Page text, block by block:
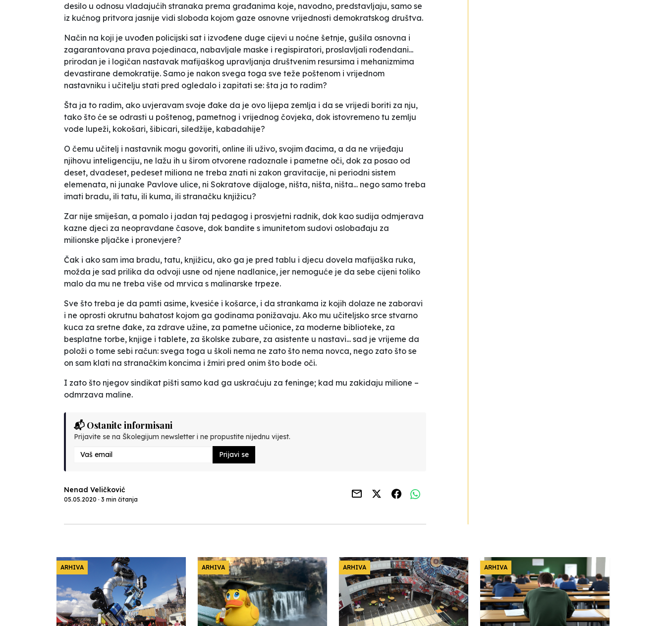
desilo u odnosu vladajućih stranaka prema građanima koje, navodno, predstavljaju, samo se
iz kućnog pritvora jasnije vidi sloboda kojom gaze osnovne vrijednosti demokratskog društva.
Način na koji je uvođen policijski sat i izvođene duge cijevi u noćne šetnje, gušila osnovna i
zagarantovana prava pojedinaca, nabavljale maske i regispiratori, proslavljali rođendani...
prirodan je i logičan nastavak mafijaškog upravljanja društvenim resursima i mehanizmima
devastirane demokratije. Samo je nakon svega toga sve teže poštenom i vrijednom
nastavniku i učitelju stati pred ogledalo i zapitati se: šta ja to radim?
Šta ja to radim, ako uvjeravam svoje đake da je ovo lijepa zemlja i da se vrijedi boriti za nju,
tako što će se odrasti u poštenog, pametnog i vrijednog čovjeka, dok istovremeno tu zemlju
vode lupeži, kokošari, šibicari, siledžije, kabadahije?
O čemu učitelj i nastavnik mogu govoriti, online ili uživo, svojim đacima, a da ne vrijeđaju
njihovu inteligenciju, ne lažu ih u širom otvorene radoznale i pametne oči, dok za posao od
deset, dvadeset, pedeset miliona ne treba znati ni zakon gravitacije, ni periodni sistem
elemenata, ni junake Pavlove ulice, ni Sokratove dijaloge, ništa, ništa, ništa... nego samo treba
imati bradu, ili tatu, ili kuma, ili stranačku knjižicu?
Zar nije smiješan, a pomalo i jadan taj pedagog i prosvjetni radnik, dok kao sudija odmjerava
kazne djeci za neopravdane časove, dok bandite s imunitetom sudovi oslobađaju za
milionske pljačke i pronevjere?
Čak i ako sam ima bradu, tatu, knjižicu, ako ga je pred tablu i djecu dovela mafijaška ruka,
možda je sad prilika da odvoji usne od njene nadlanice, jer nemoguće je da sebe cijeni toliko
malo da mu ne treba više od mrvica s malinarske trpeze.
Sve što treba je da pamti asime, kvesiće i košarce, i da strankama iz kojih dolaze ne zaboravi
i ne oprosti okrutnu bahatost kojom ga godinama ponižavaju. Ako mu učiteljsko srce stvarno
kuca za sretne đake, za zdrave užine, za pametne učionice, za moderne biblioteke, za
besplatne torbe, knjige i tablete, za školske zubare, za asistente u nastavi... sad je vrijeme da
položi o tome sebi račun: svega toga u školi nema ne zato što nema novca, nego zato što se
on sam klati na stranačkim koncima i žmiri pred onim što bode oči.
I zato što njegov sindikat pišti samo kad ga uskraćuju za feninge; kad mu zakidaju milione –
odmrzava maline.
📬 Ostanite informisani
Prijavite se na Školegijum newsletter i ne propustite nijednu vijest.
Prijavi se
Nenad Veličković
05.05.2020 · 3 min čitanja
ARHIVA ARHIVA ARHIVA ARHIVA